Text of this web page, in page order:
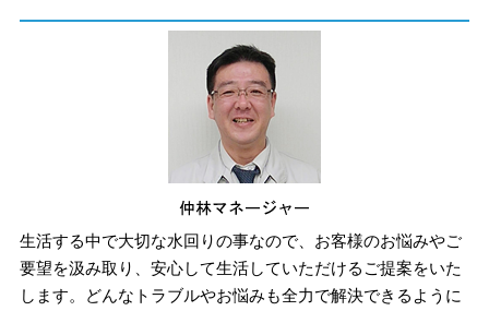
生活する中で大切な水回りの事なので、お客様のお悩みやご
要望を汲み取り、安心して生活していただけるご提案をいた
します。どんなトラブルやお悩みも全力で解決できるように